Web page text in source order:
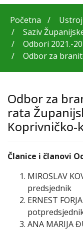
Početna Ustroj
Saziv
Odbori 2021.-
Odbor za
Odbor za
rata
Koprivničko-
Članice i članovi
MIROSLAV
predsjednik
ERNEST
ANA MARIJA